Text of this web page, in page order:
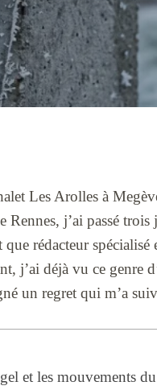
Les Arolles à
j’ai passé
rédacteur spécialisé
j’ai déjà vu ce genre
un regret qui m’a
et les mouvements